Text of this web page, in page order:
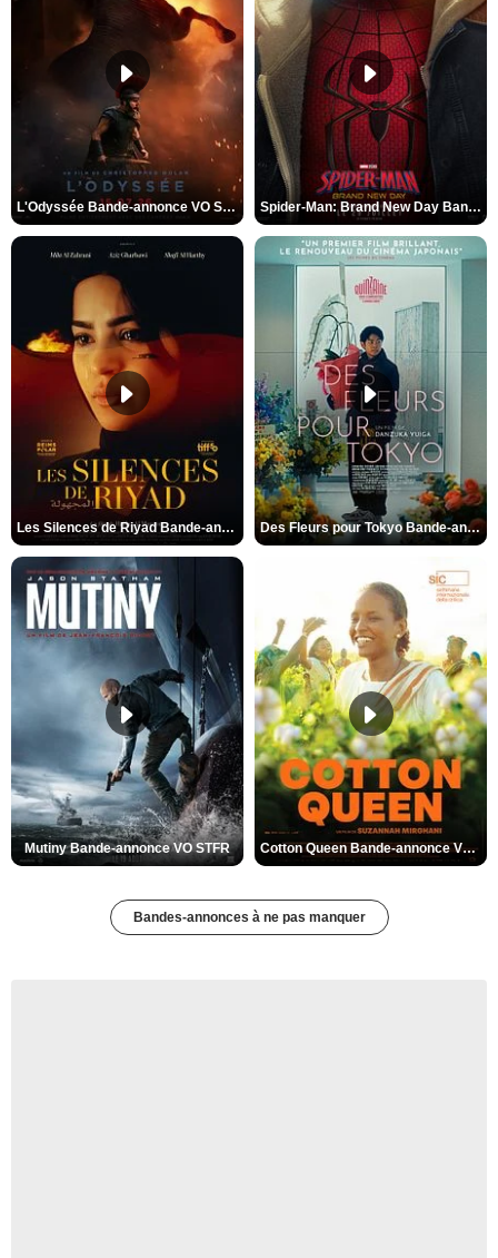
L'Odyssée Bande-annonce VO STFR Spider-Man: Brand New Day Bande-annonce VO STFR
Les Silences de Riyad Bande-annonce VO STFR Des Fleurs pour Tokyo Bande-annonce VO STFR
Mutiny Bande-annonce VO STFR Cotton Queen Bande-annonce VO STFR
Bandes-annonces à ne pas manquer